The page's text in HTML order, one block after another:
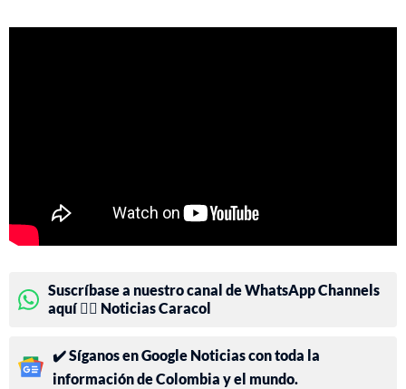
Suscríbase a nuestro canal de WhatsApp Channels
aquí 👉🏻 Noticias Caracol
✔️ Síganos en Google Noticias con toda la
información de Colombia y el mundo.